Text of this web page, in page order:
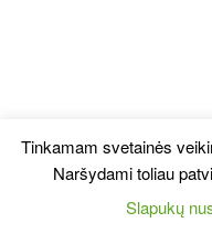
Tinkamam svetainės
Naršydami toliau
Slapukų